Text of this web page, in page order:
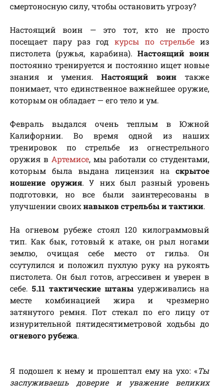
смертоносную силу, чтобы остановить угрозу?
Настоящий воин — это тот, кто не просто
посещает пару раз год курсы по стрельбеиз
пистолета (ружья, карабина). Настоящий воин
постоянно тренируется и постоянно ищет новые
знания и умения.Настоящий воин также
понимает, что единственное важнейшее оружие,
которым он обладает — его тело и ум.
Февраль выдался очень теплым в Южной
Калифорнии. Во время одной из наших
тренировок по стрельбе из огнестрельного
оружия в Артемисе, мы работали со студентами,
которым была выдана лицензия на скрытое
ношение оружия. У них был разный уровень
подготовки, но все были заинтересованы в
улучшении своихнавыков стрельбы и тактики.
На огневом рубеже стоял 120 килограммовый
тип. Как бык, готовый к атаке, он рыл ногами
землю, очищая себе место от гильз. Он
ссутулился и положил пухлую руку на рукоять
пистолета. Он был готов, агрессивен и уверен в
себе. 5.11 тактические штаны удерживались на
месте комбинацией жира и чрезмерно
затянутого ремня. Пот стекал по его лицу от
изнурительной пятидесятиметровой ходьбы до
огневого рубежа.
Я подошел к нему и прошептал ему на ухо: «Ты
заслуживаешь доверие и уважение великих